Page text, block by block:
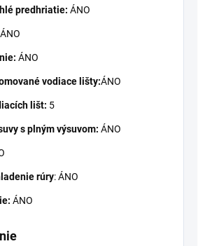
predhriatie: ÁNO
ÁNO
ÁNO
vodiace lišty:ÁNO
lišt: 5
s plným výsuvom: ÁNO
rúry: ÁNO
ÁNO